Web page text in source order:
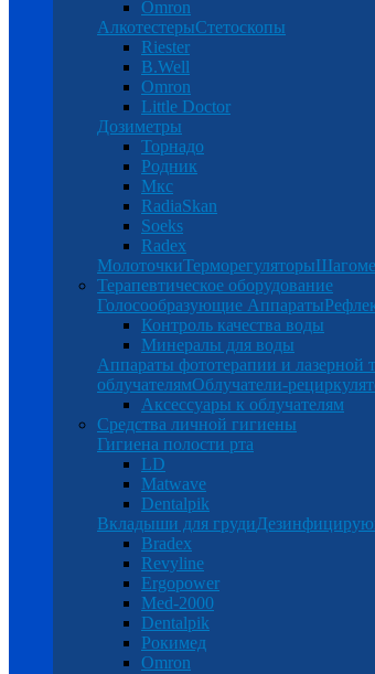
Omron
АлкотестерыСтетоскопы
Riester
B.Well
Omron
Little Doctor
Дозиметры
Торнадо
Родник
Мкс
RadiaSkan
Soeks
Radex
МолоточкиТерморегуляторы
Терапевтическое оборудование
Голосообразующие Аппараты
Контроль качества воды
Минералы для воды
Аппараты фототерапии и лазерной
облучателямОблучатели-
Аксессуары к облучателям
Средства личной гигиены
Гигиена полости рта
LD
Matwave
Dentalpik
Вкладыши для груди
Bradex
Revyline
Ergopower
Med-2000
Dentalpik
Рокимед
Omron